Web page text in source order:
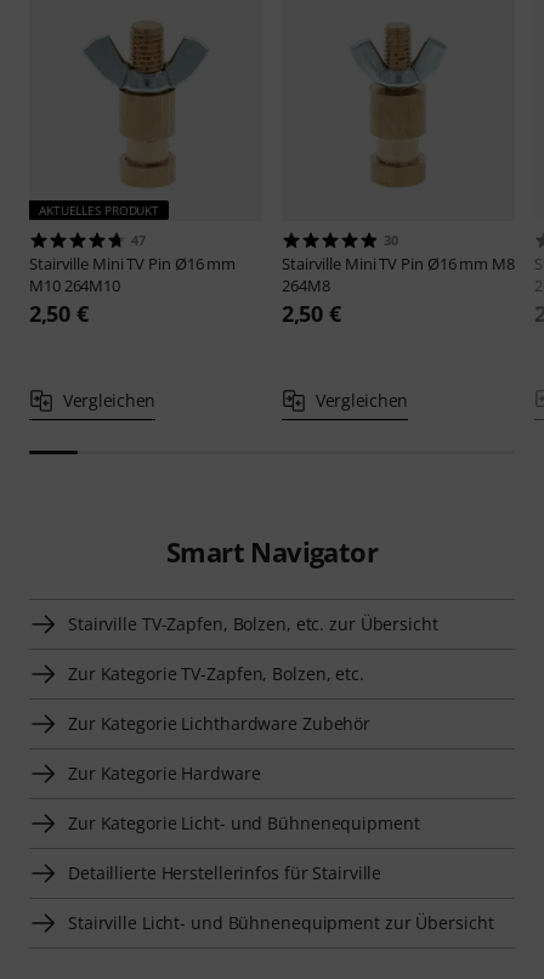
AKTUELLES PRODUKT
47
Stairville Mini TV Pin Ø16 mm
M10 264M10
2,50 €
Vergleichen
30
Stairville Mini TV Pin Ø16 mm M8
264M8
2,50 €
Vergleichen
Smart Navigator
Stairville TV-Zapfen, Bolzen, etc. zur Übersicht
Zur Kategorie TV-Zapfen, Bolzen, etc.
Zur Kategorie Lichthardware Zubehör
Zur Kategorie Hardware
Zur Kategorie Licht- und Bühnenequipment
Detaillierte Herstellerinfos für Stairville
Stairville Licht- und Bühnenequipment zur Übersicht